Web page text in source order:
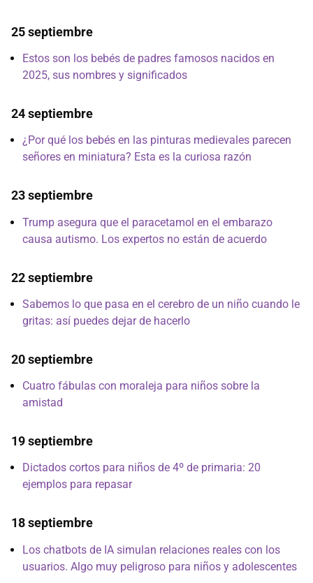
25 septiembre
Estos son los bebés de padres famosos nacidos en
2025, sus nombres y significados
24 septiembre
¿Por qué los bebés en las pinturas medievales parecen
señores en miniatura? Esta es la curiosa razón
23 septiembre
Trump asegura que el paracetamol en el embarazo
causa autismo. Los expertos no están de acuerdo
22 septiembre
Sabemos lo que pasa en el cerebro de un niño cuando le
gritas: así puedes dejar de hacerlo
20 septiembre
Cuatro fábulas con moraleja para niños sobre la
amistad
19 septiembre
Dictados cortos para niños de 4º de primaria: 20
ejemplos para repasar
18 septiembre
Los chatbots de IA simulan relaciones reales con los
usuarios. Algo muy peligroso para niños y adolescentes